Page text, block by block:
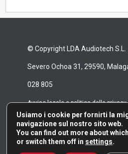
© Copyright LDA Audiotech S.L.
Severo Ochoa 31, 29590,
028 805
Avviso legale e politica della privacy
Canale di denuncia•Termini e
Usiamo i cookie per fornirti la
navigazione sul nostro sito web.
You can find out more about
or switch them off in settings.